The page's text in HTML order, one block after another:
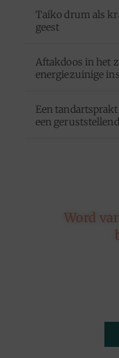
Taiko drum als
geest
Aftakdoos in het
energiezuinige
Een
een
Word